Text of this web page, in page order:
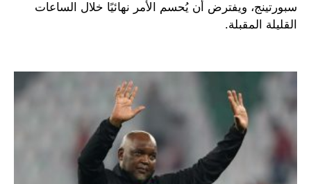
سبورتينج، ويفترض أن يُحسم الأمر نهائيًا خلال الساعات
القليلة المقبلة.